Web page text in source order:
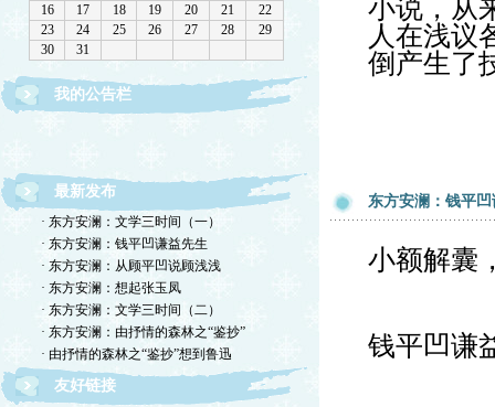
我的公告栏
最新发布
· 东方安澜：文学三时间（一）
· 东方安澜：钱平凹谦益先生
· 东方安澜：从顾平凹说顾浅浅
· 东方安澜：想起张玉凤
· 东方安澜：文学三时间（二）
· 东方安澜：由抒情的森林之“鉴抄”
· 由抒情的森林之“鉴抄”想到鲁迅
友好链接
小说，从
人在浅议
倒产生了
东方安澜：钱平
小额解囊
钱平凹谦